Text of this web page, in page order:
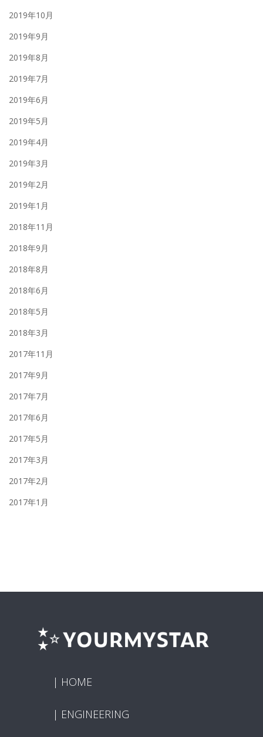
2019年10月
2019年9月
2019年8月
2019年7月
2019年6月
2019年5月
2019年4月
2019年3月
2019年2月
2019年1月
2018年11月
2018年9月
2018年8月
2018年6月
2018年5月
2018年3月
2017年11月
2017年9月
2017年7月
2017年6月
2017年5月
2017年3月
2017年2月
2017年1月
HOME
ENGINEERING